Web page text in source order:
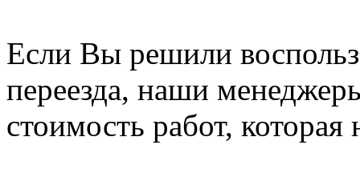
Если Вы решили
переезда, наши
стоимость работ, которая